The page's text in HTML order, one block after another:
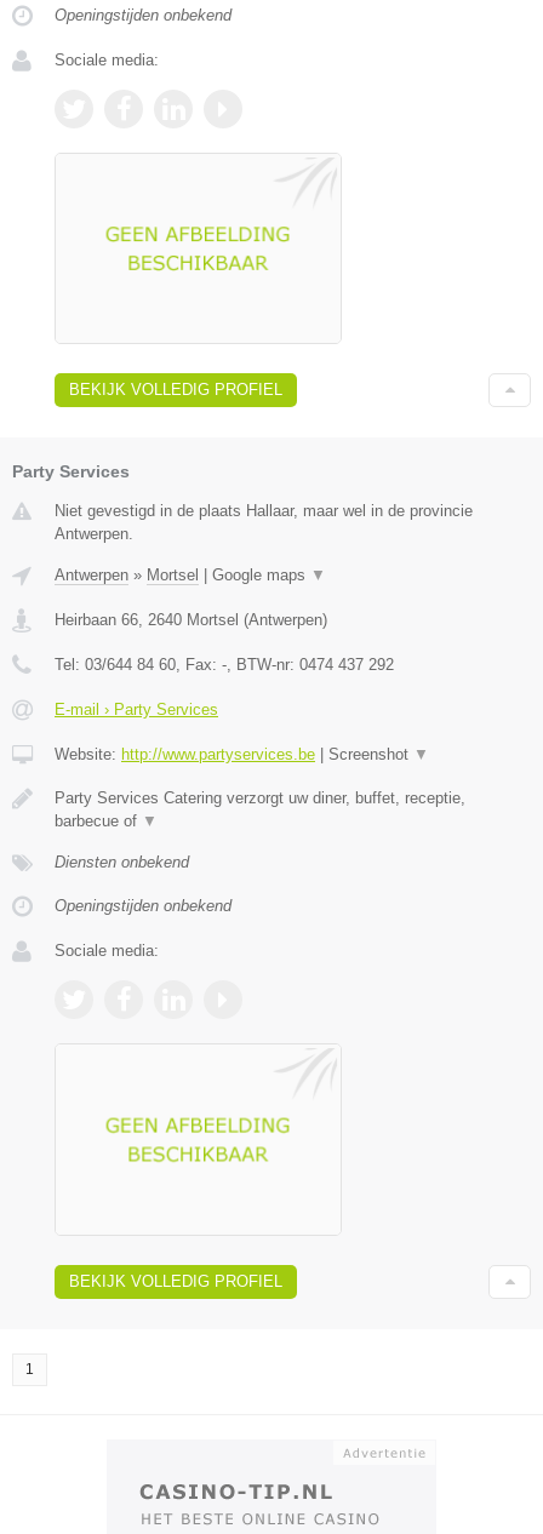
Openingstijden onbekend
Sociale media:
BEKIJK VOLLEDIG PROFIEL
Party Services
Niet gevestigd in de plaats Hallaar, maar wel in de provincie
Antwerpen.
Antwerpen » Mortsel Google maps ▼
Heirbaan 66, 2640 Mortsel (Antwerpen)
Tel: 03/644 84 60, Fax: -, BTW-nr: 0474 437 292
E-mail › Party Services
Website: http://www.partyservices.be Screenshot ▼
Party Services Catering verzorgt uw diner, buffet, receptie,
barbecue of ▼
Diensten onbekend
Openingstijden onbekend
Sociale media:
BEKIJK VOLLEDIG PROFIEL
1